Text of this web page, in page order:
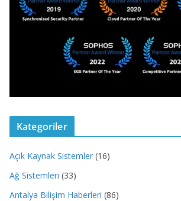
Kategoriler
Açık Kaynak Sistemler (16)
Ağ Sistemleri (33)
Antalya Bilişim Haberleri (86)